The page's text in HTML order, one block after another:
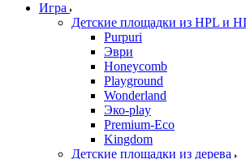
Игра
Детские площадки из HPL и
Purpuri
Эври
Honeycomb
Playground
Wonderland
Эко-play
Premium-Eco
Kingdom
Детские площадки из дерева